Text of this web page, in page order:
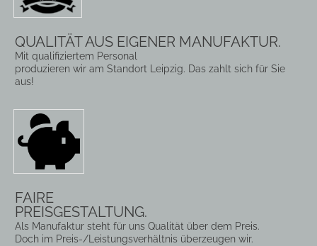
QUALITÄT AUS EIGENER MANUFAKTUR.
Mit qualifiziertem Personal
produzieren wir am Standort Leipzig. Das zahlt sich für Sie
aus!
FAIRE
PREISGESTALTUNG.
Als Manufaktur steht für uns Qualität über dem Preis.
Doch im Preis-/Leistungsverhältnis überzeugen wir.